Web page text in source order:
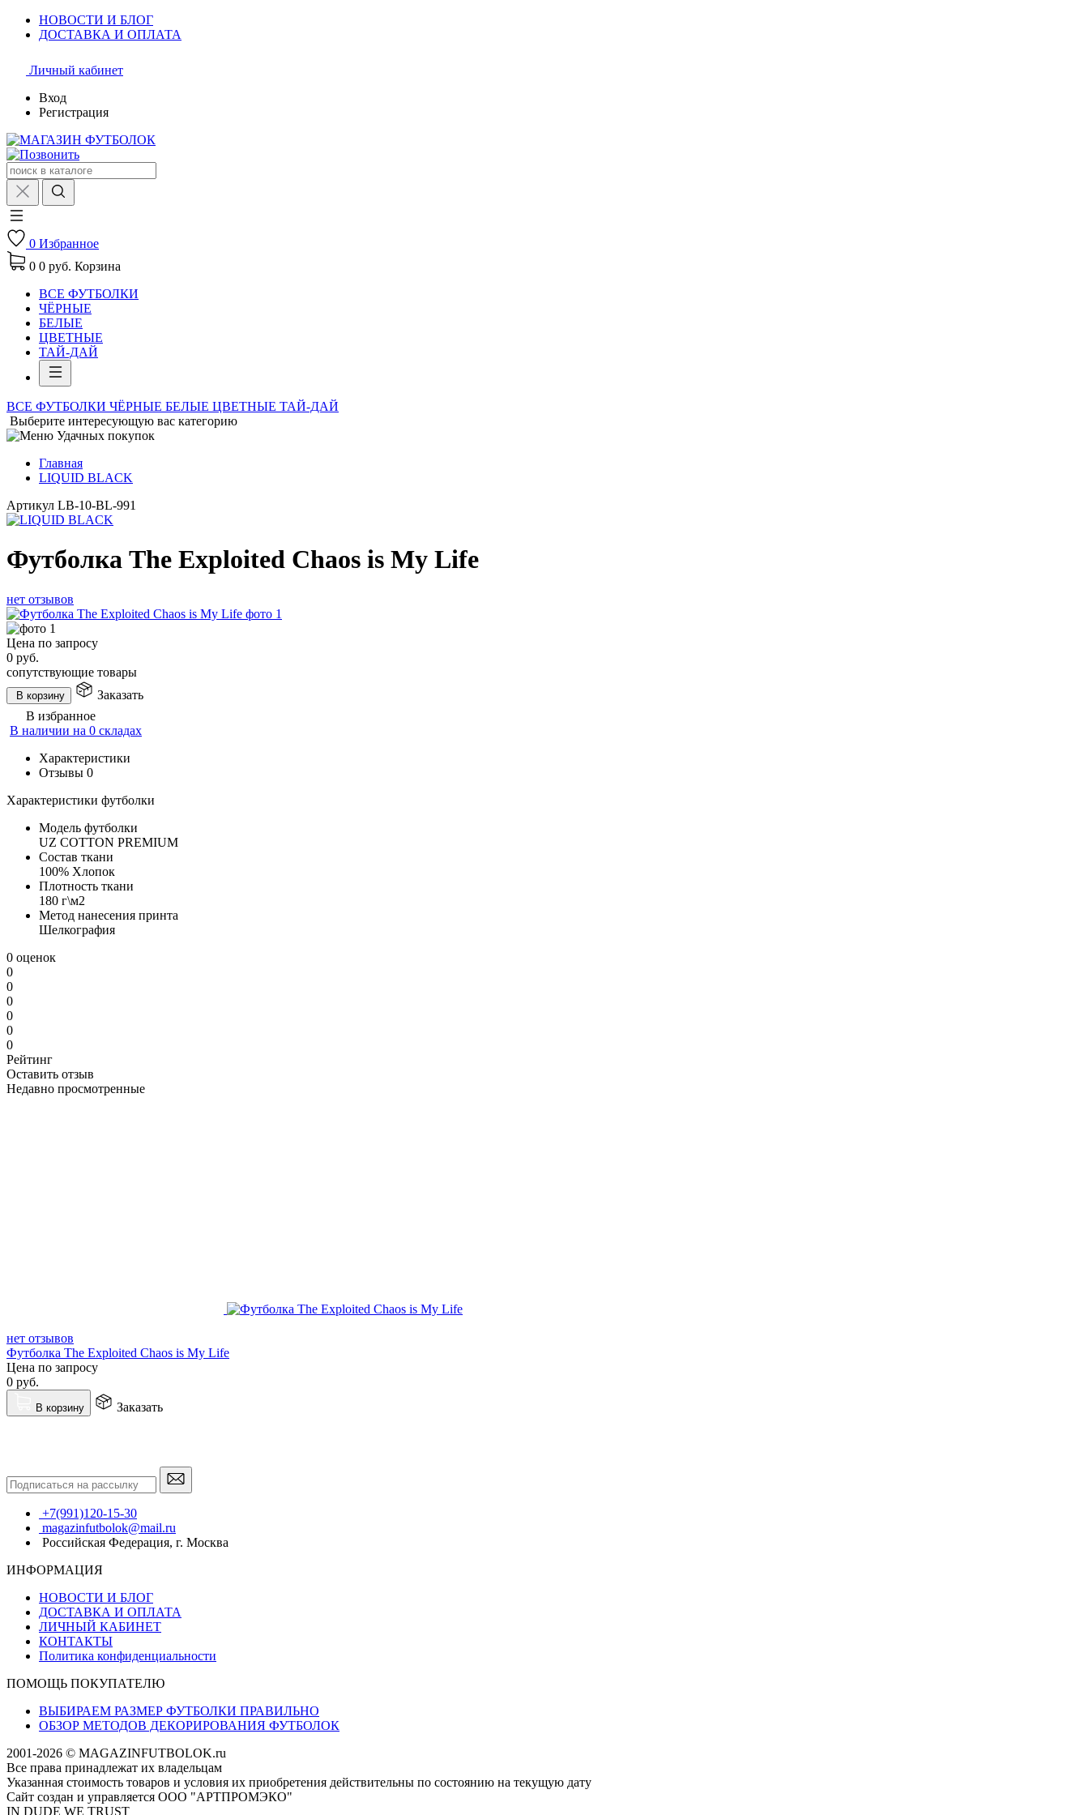
НОВОСТИ И БЛОГ
ДОСТАВКА И ОПЛАТА
Личный кабинет
Вход
Регистрация
0 Избранное
0 0 руб. Корзина
ВСЕ ФУТБОЛКИ
ЧЁРНЫЕ
БЕЛЫЕ
ЦВЕТНЫЕ
ТАЙ-ДАЙ
ВСЕ ФУТБОЛКИ ЧЁРНЫЕ БЕЛЫЕ ЦВЕТНЫЕ ТАЙ-ДАЙ
Выберите интересующую вас категорию
Главная
LIQUID BLACK
Артикул LB-10-BL-991
Футболка The Exploited Chaos is My Life
нет отзывов
Цена по запросу
0 руб.
сопутствующие товары
В корзину
Заказать
В избранное
В наличии на 0 складах
Характеристики
Отзывы 0
Характеристики футболки
Модель футболки
UZ COTTON PREMIUM
Состав ткани
100% Хлопок
Плотность ткани
180 г\м2
Метод нанесения принта
Шелкография
0 оценок
0
0
0
0
0
0
Рейтинг
Оставить отзыв
Недавно просмотренные
нет отзывов
Футболка The Exploited Chaos is My Life
Цена по запросу
0 руб.
В корзину Заказать
+7(991)120-15-30
magazinfutbolok@mail.ru
Российская Федерация, г. Москва
ИНФОРМАЦИЯ
НОВОСТИ И БЛОГ
ДОСТАВКА И ОПЛАТА
ЛИЧНЫЙ КАБИНЕТ
КОНТАКТЫ
Политика конфиденциальности
ПОМОЩЬ ПОКУПАТЕЛЮ
ВЫБИРАЕМ РАЗМЕР ФУТБОЛКИ ПРАВИЛЬНО
ОБЗОР МЕТОДОВ ДЕКОРИРОВАНИЯ ФУТБОЛОК
2001-2026 © MAGAZINFUTBOLOK.ru
Все права принадлежат их владельцам
Указанная стоимость товаров и условия их приобретения действительны по состоянию на текущую дату
Сайт создан и управляется ООО "АРТПРОМЭКО"
IN DUDE WE TRUST